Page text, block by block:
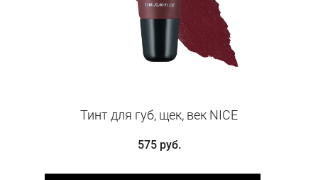
Тинт для губ, щек, век NICE
575 руб.